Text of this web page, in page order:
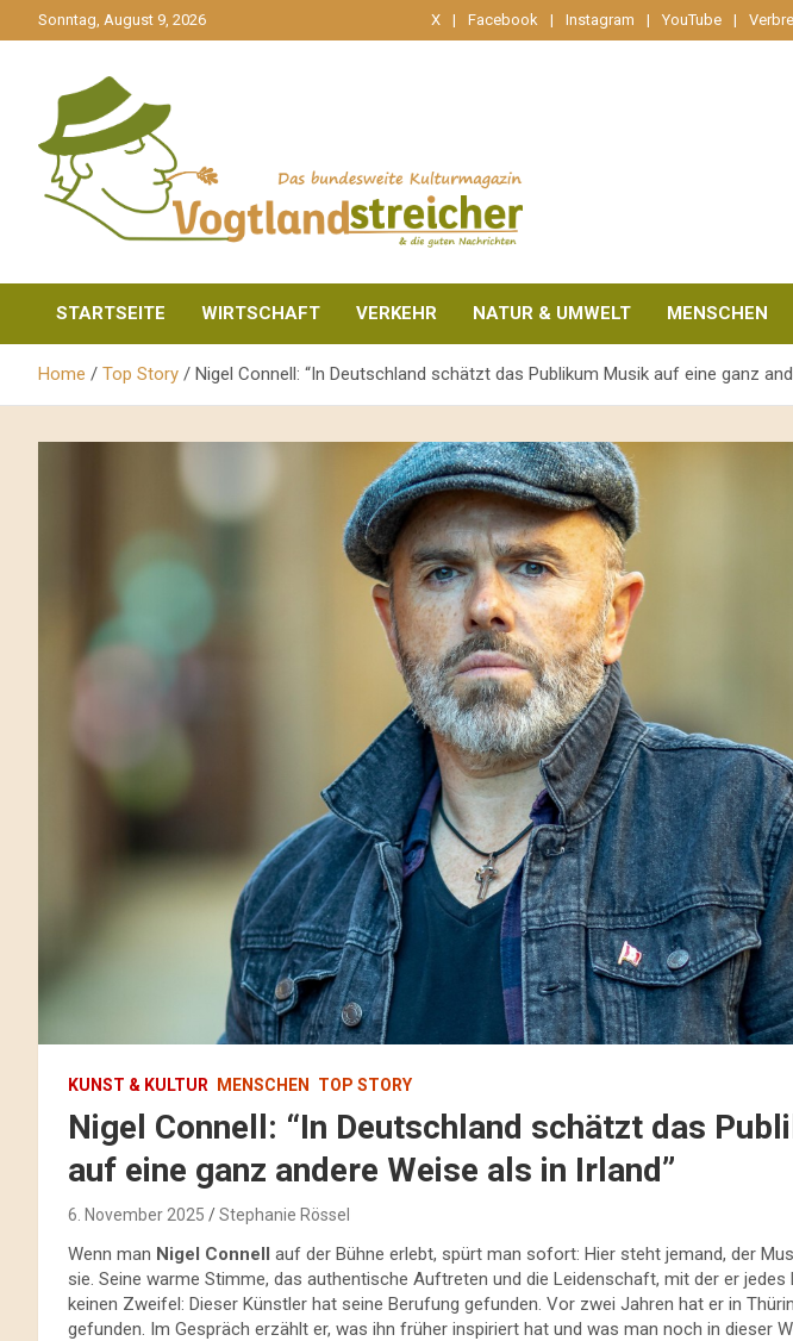
zum
Sonntag, August 9, 2026 X Facebook Instagram YouTube
Vogtlandstreicher
STARTSEITE WIRTSCHAFT VERKEHR NATUR & UMWELT MENSCHEN
Home Top Story Nigel Connell: “In Deutschland schätzt das Publikum Musik auf eine ganz
KUNST & KULTUR MENSCHEN TOP STORY
Nigel Connell: “In Deutschland schätzt das
auf eine ganz andere Weise als in Irland”
6. November 2025 Stephanie Rössel
Wenn man Nigel Connell auf der Bühne erlebt, spürt man sofort: Hier steht jemand, der
sie. Seine warme Stimme, das authentische Auftreten und die Leidenschaft, mit der er jedes
keinen Zweifel: Dieser Künstler hat seine Berufung gefunden. Vor zwei Jahren hat er in
gefunden. Im Gespräch erzählt er, was ihn früher inspiriert hat und was man noch in dieser